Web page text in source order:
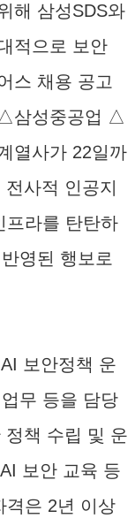
해 삼성SDS와
적으로 보안
스 채용 공고
삼성중공업 △
열사가 22일까
사적 인공지
프라를 탄탄하
영된 행보로
보안정책 운
무 등을 담당
정책 수립 및 운
보안 교육 등
격은 2년 이상